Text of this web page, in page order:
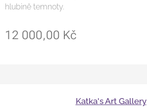
hlubině temnoty.
12 000,00 Kč
Katka's Art Gallery